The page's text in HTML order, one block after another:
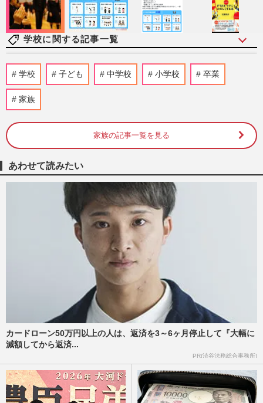
学校に関する記事一覧
「第108回全国高校野球選手権大会」甲子
園初の女性審判委員のよる2度の“誤審”騒
元宝塚星組トップスター・湖月わたる「こ
れが宝塚なんだ」振り返るかけがえのない
日々、夢の現在地と“男役…
週刊女性2026年8月18日・25日号 2026/8/8
【高校野球７イニング制】に巨人・田中将
大は「反対」も、甲子園で投げ合った斎藤
佑樹は「大賛成」引退後の…
週刊女性PRIME
「第108回全国高校野球選手権大会」開幕
も巨人・田中将大は「ドームじゃダメな
の？」日本高野連が甲子園開…
週刊女性PRIME 2026/8/5
に聞いた「どんなことを学ぶの？」“萌
え”ではないメイド学校が求…
週刊女性2026年7月21日号 2026/7/28
学校 子ども 中学校 小学校 卒業
家族
家族の記事一覧を見る
あわせて読みたい
カードローン50万円以上の人は、返済を3～6ヶ月停止して『大幅に
減額してから返済...
PR(渋谷法務総合事務所)